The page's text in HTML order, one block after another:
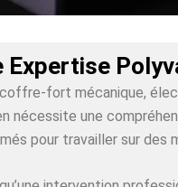
Expertise
fort mécanique,
une
pour travailler sur des